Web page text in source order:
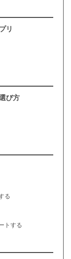
リ
び方
る
トする